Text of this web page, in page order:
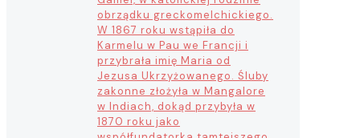
obrządku greckomelchickiego.
W 1867 roku wstąpiła do
Karmelu w Pau we Francji i
przybrała imię Maria od
Jezusa Ukrzyżowanego. Śluby
zakonne złożyła w Mangalore
w Indiach, dokąd przybyła w
1870 roku jako